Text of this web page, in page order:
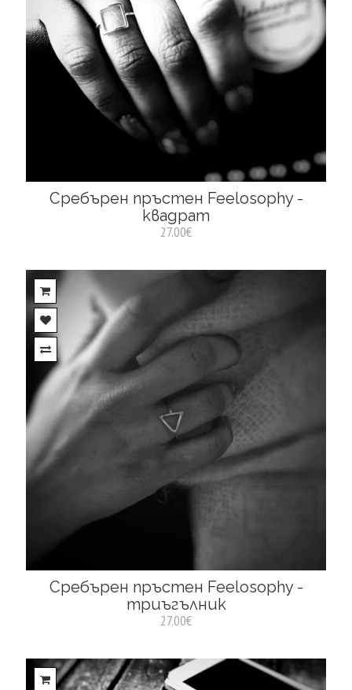
Сребърен пръстен Feelosophy -
квадрат
27.00€
Сребърен пръстен Feelosophy -
триъгълник
27.00€